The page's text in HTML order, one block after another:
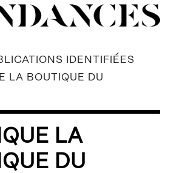
IDENTIFIÉES
LA BOUTIQUE DU
LA
DU